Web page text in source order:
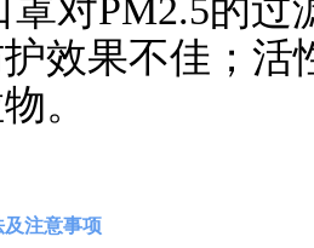
罩对PM2.5的
效果不佳；活
。
及注意事项